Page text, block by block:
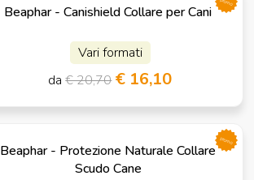
Beaphar - Canishield Collare per Cani
Vari formati
da€ 20,70 € 16,10
Beaphar - Protezione Naturale Collare
Scudo Cane
promo